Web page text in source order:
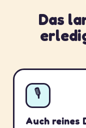
Das
🎙
Auch reines